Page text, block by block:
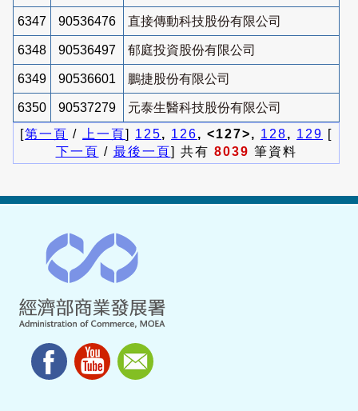
6347 90536476 直接傳動科技股份有限公司
6348 90536497 郁庭投資股份有限公司
6349 90536601 鵬捷股份有限公司
6350 90537279
元泰生醫科技股份有限公司
[第一頁 / 上一頁] 125, 126, <127>, 128, 129 [
下一頁 / 最後一頁] 共有 8039 筆資料